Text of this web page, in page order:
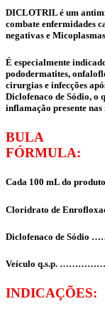
DICLOTRIL é um
combate enfermidades
negativas e
É especialmente
pododermatites,
cirurgias e infecções
Diclofenaco de Sódio, o
inflamação presente
BULA
FÓRMULA:
Cada 100 mL do
Cloridrato de
Diclofenaco de
Veículo q.s.p.
INDICAÇÕES: